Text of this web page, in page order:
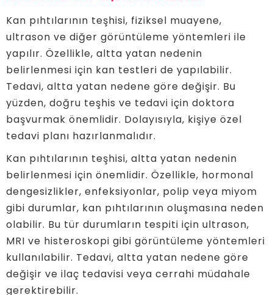
Kan pıhtılarının teşhisi, fiziksel muayene,
ultrason ve diğer görüntüleme yöntemleri ile
yapılır. Özellikle, altta yatan nedenin
belirlenmesi için kan testleri de yapılabilir.
Tedavi, altta yatan nedene göre değişir. Bu
yüzden, doğru teşhis ve tedavi için doktora
başvurmak önemlidir. Dolayısıyla, kişiye özel
tedavi planı hazırlanmalıdır.
Kan pıhtılarının teşhisi, altta yatan nedenin
belirlenmesi için önemlidir. Özellikle, hormonal
dengesizlikler, enfeksiyonlar, polip veya miyom
gibi durumlar, kan pıhtılarının oluşmasına neden
olabilir. Bu tür durumların tespiti için ultrason,
MRI ve histeroskopi gibi görüntüleme yöntemleri
kullanılabilir. Tedavi, altta yatan nedene göre
değişir ve ilaç tedavisi veya cerrahi müdahale
gerektirebilir.